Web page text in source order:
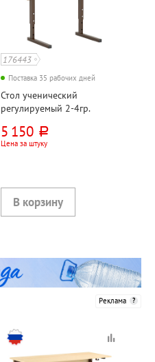
176443
Поставка 35 рабочих дней
Стол ученический
регулируемый 2-4гр.
(градусов) 1-местный,
ЛДСП+металл, клен,
5 150 руб.
Цена за штуку
Реклама